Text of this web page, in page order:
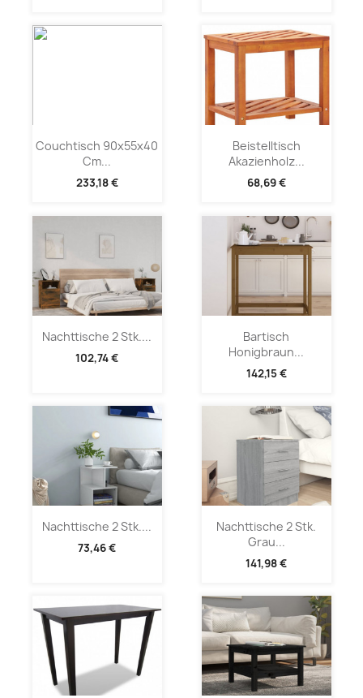
Couchtisch 90x55x40
Cm...
233,18 €
Beistelltisch
Akazienholz...
68,69 €
Nachttische 2 Stk....
102,74 €
Bartisch
Honigbraun...
142,15 €
Nachttische 2 Stk....
73,46 €
Nachttische 2 Stk.
Grau...
141,98 €